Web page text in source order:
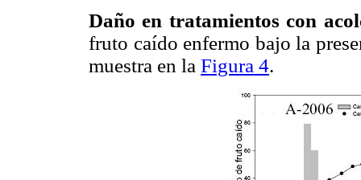
Daño en tratamientos con
fruto caído enfermo bajo la
muestra en la Figura 4.